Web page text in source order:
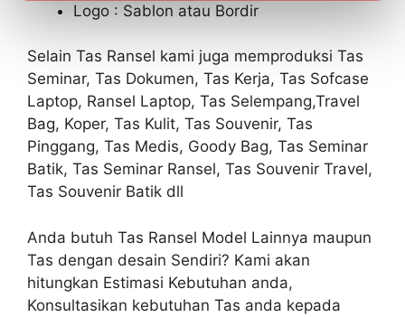
Logo : Sablon atau Bordir
Selain Tas Ransel kami juga memproduksi Tas
Seminar, Tas Dokumen, Tas Kerja, Tas Sofcase
Laptop, Ransel Laptop, Tas Selempang,Travel
Bag, Koper, Tas Kulit, Tas Souvenir, Tas
Pinggang, Tas Medis, Goody Bag, Tas Seminar
Batik, Tas Seminar Ransel, Tas Souvenir Travel,
Tas Souvenir Batik dll
Anda butuh Tas Ransel Model Lainnya maupun
Tas dengan desain Sendiri? Kami akan
hitungkan Estimasi Kebutuhan anda,
Konsultasikan kebutuhan Tas anda kepada